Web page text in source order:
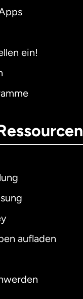
ein!
aufladen